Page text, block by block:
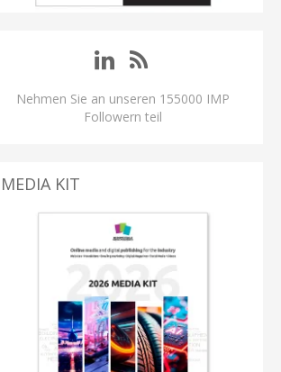
Nehmen Sie an unseren 155000 IMP
Followern teil
MEDIA KIT